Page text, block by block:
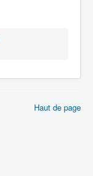
Haut de page